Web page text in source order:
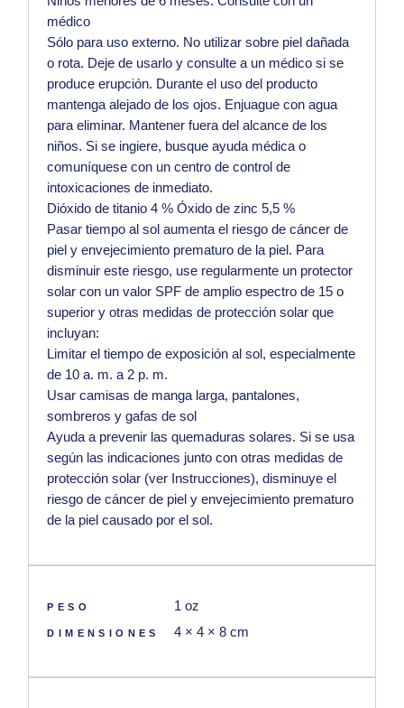
médico
Sólo para uso externo. No utilizar sobre piel dañada
o rota. Deje de usarlo y consulte a un médico si se
produce erupción. Durante el uso del producto
mantenga alejado de los ojos. Enjuague con agua
para eliminar. Mantener fuera del alcance de los
niños. Si se ingiere, busque ayuda médica o
comuníquese con un centro de control de
intoxicaciones de inmediato.
Dióxido de titanio 4 % Óxido de zinc 5,5 %
Pasar tiempo al sol aumenta el riesgo de cáncer de
piel y envejecimiento prematuro de la piel. Para
disminuir este riesgo, use regularmente un protector
solar con un valor SPF de amplio espectro de 15 o
superior y otras medidas de protección solar que
incluyan:
Limitar el tiempo de exposición al sol, especialmente
de 10 a. m. a 2 p. m.
Usar camisas de manga larga, pantalones,
sombreros y gafas de sol
Ayuda a prevenir las quemaduras solares. Si se usa
según las indicaciones junto con otras medidas de
protección solar (ver Instrucciones), disminuye el
riesgo de cáncer de piel y envejecimiento prematuro
de la piel causado por el sol.
PESO 1 oz
DIMENSIONES 4 × 4 × 8 cm